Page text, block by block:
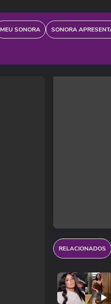
MEU SONORA SONORA
RELACIONADOS